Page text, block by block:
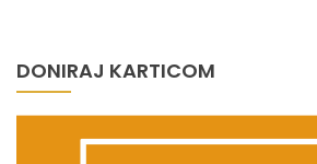
DONIRAJ KARTICOM